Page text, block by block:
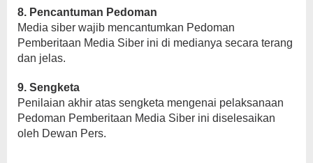
8. Pencantuman Pedoman
Media siber wajib mencantumkan Pedoman
Pemberitaan Media Siber ini di medianya secara terang
dan jelas.
9. Sengketa
Penilaian akhir atas sengketa mengenai pelaksanaan
Pedoman Pemberitaan Media Siber ini diselesaikan
oleh Dewan Pers.